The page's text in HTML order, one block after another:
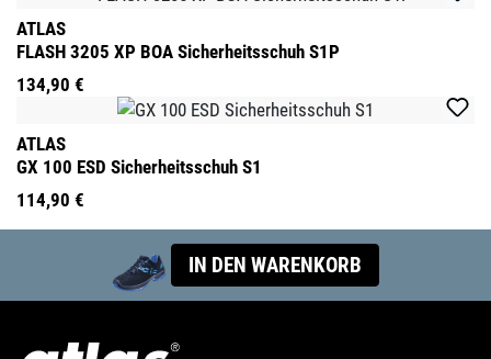
ATLAS
FLASH 3205 XP BOA Sicherheitsschuh S1P
134,90 €
ATLAS
GX 100 ESD Sicherheitsschuh S1
114,90 €
IN DEN WARENKORB